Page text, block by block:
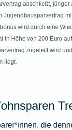
abschließt, jünger
Jugendbausparvertrag
wird durch eine
in Höhe von 200 Euro
zugeteilt wird
liegt.
die